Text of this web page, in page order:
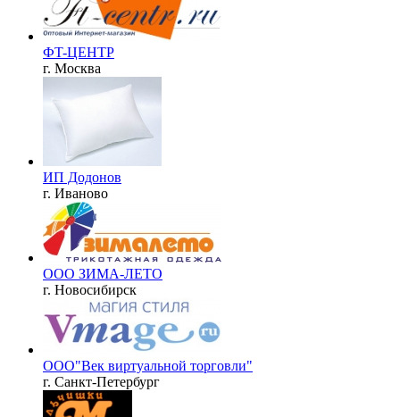
ФT-ЦЕНТР
г. Москва
ИП Додонов
г. Иваново
ООО ЗИМА-ЛЕТО
г. Новосибирск
ООО"Век виртуальной торговли"
г. Санкт-Петербург